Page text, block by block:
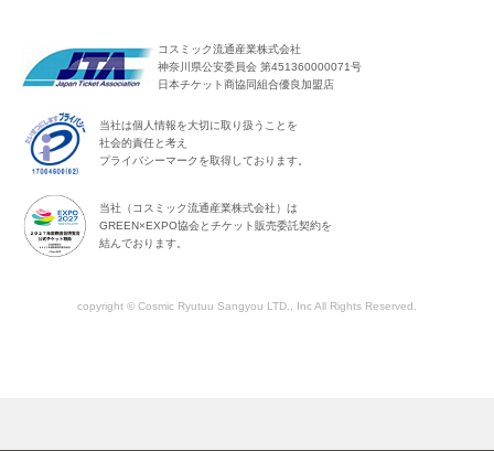
コスミック流通産業株式会社
神奈川県公安委員会 第451360000071号
日本チケット商協同組合優良加盟店
当社は個人情報を大切に取り扱うことを
社会的責任と考え
プライバシーマークを取得しております。
当社（コスミック流通産業株式会社）は
GREEN×EXPO協会とチケット販売委託契約を
結んでおります。
copyright © Cosmic Ryutuu Sangyou LTD., Inc All Rights Reserved.